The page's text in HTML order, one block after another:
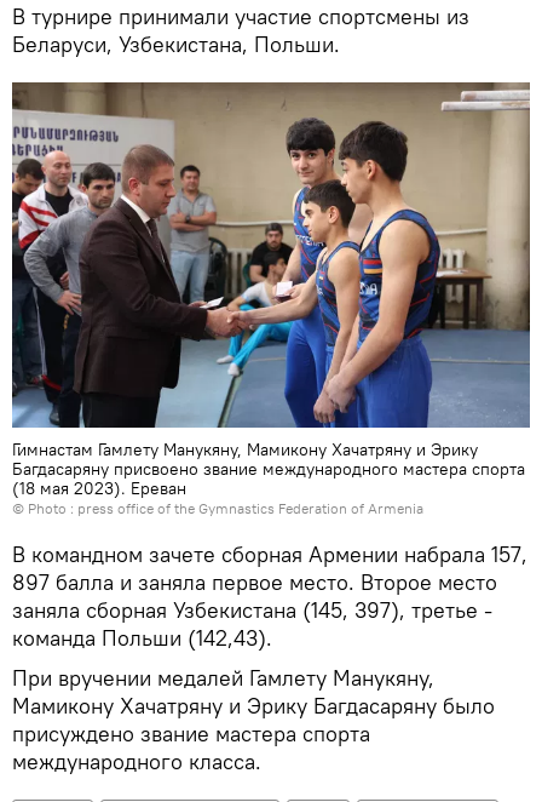
В турнире принимали участие спортсмены из
Беларуси, Узбекистана, Польши.
Гимнастам Гамлету Манукяну, Мамикону Хачатряну и Эрику
Багдасаряну присвоено звание международного мастера спорта
(18 мая 2023). Еревaн
© Photo : press office of the Gymnastics Federation of Armenia
В командном зачете сборная Армении набрала 157,
897 балла и заняла первое место. Второе место
заняла сборная Узбекистана (145, 397), третье -
команда Польши (142,43).
При вручении медалей Гамлету Манукяну,
Мамикону Хачатряну и Эрику Багдасаряну было
присуждено звание мастера спорта
международного класса.